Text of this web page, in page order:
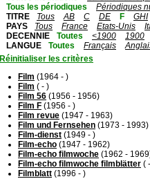
Tous les périodiques
Périodiques
TITRE
Tous AB C DE F
GHI
PAYS
Tous France Etats-Unis
DECENNIE
Toutes <1900
1900
LANGUE
Toutes Français
Réinitialiser les critères
Film (1964 - )
Film ( - )
Film 56 (1956 - 1956)
Film F (1956 - )
Film revue (1947 - 1963)
Film und Fernsehen (1973 - 1993)
Film-dienst (1949 - )
Film-echo (1947 - 1962)
Film-echo filmwoche (1962 -
Film-echo filmwoche filmblätter (
Filmblatt (1996 - )